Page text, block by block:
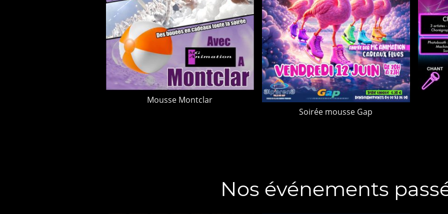
Mousse Montclar
Soirée mousse Gap
Nos événements